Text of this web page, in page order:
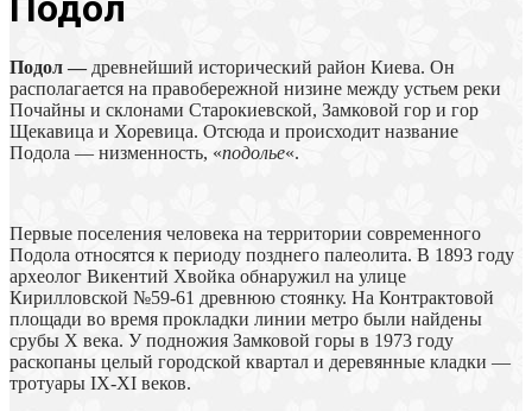
Подол —древнейший исторический район Киева. Он
располагается на правобережной низине между устьем реки
Почайны и склонами Старокиевской, Замковой гор и гор
Щекавица и Хоревица. Отсюда и происходит название
Подола — низменность, «подолье«.
Первые поселения человека на территории современного
Подола относятся к периоду позднего палеолита. В 1893 году
археолог Викентий Хвойка обнаружил на улице
Кирилловской №59-61 древнюю стоянку. На Контрактовой
площади во время прокладки линии метро были найдены
срубы Х века. У подножия Замковой горы в 1973 году
раскопаны целый городской квартал и деревянные кладки —
тротуары ІХ-ХІ веков.